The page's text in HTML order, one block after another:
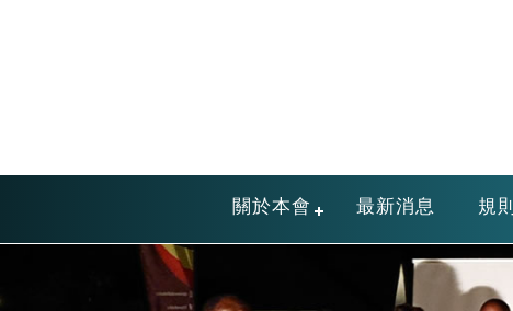
關於本會 最新消息 規則